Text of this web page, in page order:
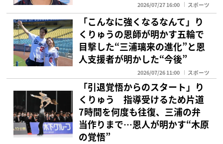
2026/07/27 16:00 スポーツ
「こんなに強くなるなんて」り
くりゅうの恩師が明かす五輪で
目撃した“三浦璃来の進化”と恩
人支援者が明かした“今後”
2026/07/26 11:00 スポーツ
「引退覚悟からのスタート」り
くりゅう 指導受けるため片道
7時間を何度も往復、三浦の弁
当作りまで…恩人が明かす“木原
の覚悟”